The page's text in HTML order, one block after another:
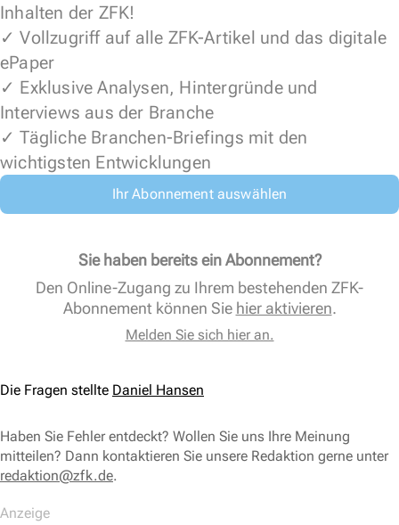
Inhalten der ZFK!
✓ Vollzugriff auf alle ZFK-Artikel und das digitale
ePaper
✓ Exklusive Analysen, Hintergründe und
Interviews aus der Branche
✓ Tägliche Branchen-Briefings mit den
wichtigsten Entwicklungen
Ihr Abonnement auswählen
Sie haben bereits ein Abonnement?
Den Online-Zugang zu Ihrem bestehenden ZFK-
Abonnement können Sie hier aktivieren.
Melden Sie sich hier an.
Die Fragen stellte Daniel Hansen
Haben Sie Fehler entdeckt? Wollen Sie uns Ihre Meinung
mitteilen? Dann kontaktieren Sie unsere Redaktion gerne unter
redaktion@zfk.de.